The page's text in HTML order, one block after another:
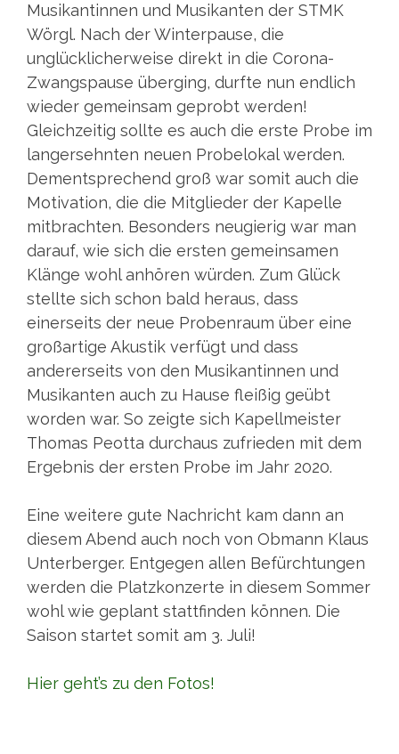
Musikantinnen und Musikanten der STMK
Wörgl. Nach der Winterpause, die
unglücklicherweise direkt in die Corona-
Zwangspause überging, durfte nun endlich
wieder gemeinsam geprobt werden!
Gleichzeitig sollte es auch die erste Probe im
langersehnten neuen Probelokal werden.
Dementsprechend groß war somit auch die
Motivation, die die Mitglieder der Kapelle
mitbrachten. Besonders neugierig war man
darauf, wie sich die ersten gemeinsamen
Klänge wohl anhören würden. Zum Glück
stellte sich schon bald heraus, dass
einerseits der neue Probenraum über eine
großartige Akustik verfügt und dass
andererseits von den Musikantinnen und
Musikanten auch zu Hause fleißig geübt
worden war. So zeigte sich Kapellmeister
Thomas Peotta durchaus zufrieden mit dem
Ergebnis der ersten Probe im Jahr 2020.
Eine weitere gute Nachricht kam dann an
diesem Abend auch noch von Obmann Klaus
Unterberger. Entgegen allen Befürchtungen
werden die Platzkonzerte in diesem Sommer
wohl wie geplant stattfinden können. Die
Saison startet somit am 3. Juli!
Hier geht’s zu den Fotos!